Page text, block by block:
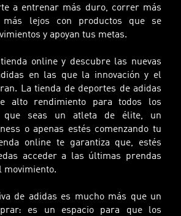
a entrenar más duro, correr más
lejos con productos que se
y apoyan tus metas.
online y descubre las nuevas
en las que la innovación y el
La tienda de deportes de adidas
alto rendimiento para todos los
que seas un atleta de élite, un
o apenas estés comenzando tu
online te garantiza que, estés
acceder a las últimas prendas
movimiento.
de adidas es mucho más que un
es un espacio para que los